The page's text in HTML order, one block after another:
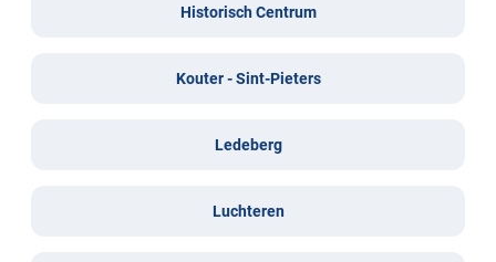
Historisch Centrum
Kouter - Sint-Pieters
Ledeberg
Luchteren